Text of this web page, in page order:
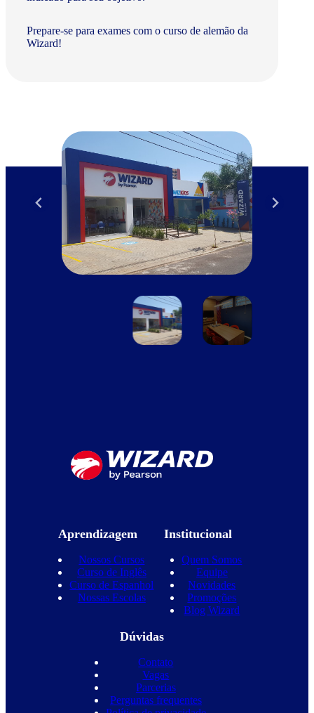
Prepare-se para exames com o curso de alemão da
Wizard!
Aprendizagem
Nossos Cursos
Curso de Inglês
Curso de Espanhol
Nossas Escolas
Institucional
Quem Somos
Equipe
Novidades
Promoções
Blog Wizard
Dúvidas
Contato
Vagas
Parcerias
Perguntas frequentes